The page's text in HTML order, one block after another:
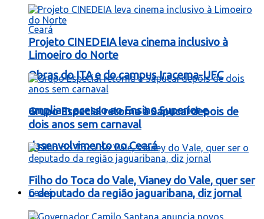
Obras do ITA e do campus Iracema-UFC
ampliam acesso ao Ensino Superior e
desenvolvimento no Ceará
Ceará
Projeto CINEDEIA leva cinema inclusivo à
Limoeiro do Norte
Grupo Especial retorna à Sapucaí depois de
dois anos sem carnaval
Filho do Toca do Vale, Vianey do Vale, quer ser
o deputado da região jaguaribana, diz jornal